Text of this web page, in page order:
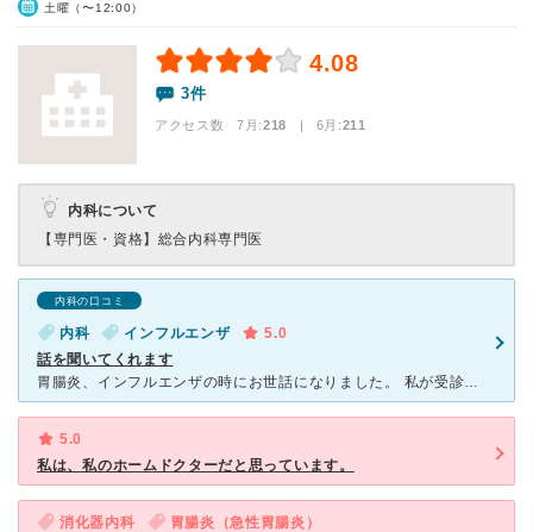
土曜（〜12:00）
4.08
3件
アクセス数 7月:218 | 6月:211
内科について
【専門医・資格】 総合内科専門医
内科の口コミ
内科 インフルエンザ
5.0
話を聞いてくれます
胃腸炎、インフルエンザの時にお世話になりました。 私が受診する時は混んではいなく、すぐに呼ばれます。先生は穏やかでゆっくり話を聞いてくれて、落ち着いていられます。 薬も大量に処方するわけで
5.0
私は、私のホームドクターだと思っています。
消化器内科
胃腸炎（急性胃腸炎）